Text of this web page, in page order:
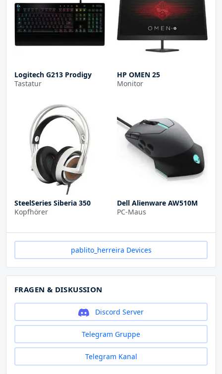
Logitech G213 Prodigy
Tastatur
HP OMEN 25
Monitor
SteelSeries Siberia 350
Kopfhörer
Dell Alienware AW510M
PC-Maus
pablito_herreira Devices
FRAGEN & DISKUSSION
Discord Server
Telegram Gruppe
Telegram Kanal